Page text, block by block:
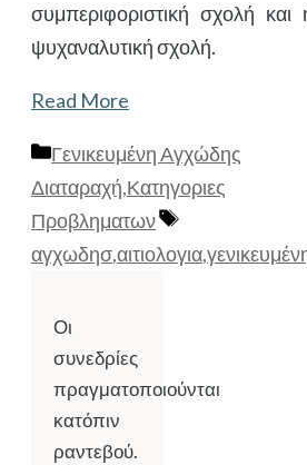
συμπεριφοριστική σχολή και
ψυχαναλυτική σχολή.
Read More
Κατηγορίες
Γενικευμένη Αγχώδης
Διαταραχή,Κατηγοριες
Προβληματων
Ετικέτες
αγχωδησ,αιτιολογια,
Οι
συνεδρίες
πραγματοποιούνται
κατόπιν
ραντεβού.